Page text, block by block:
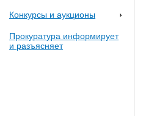
Конкурсы и аукционы
Прокуратура информирует
и разъясняет